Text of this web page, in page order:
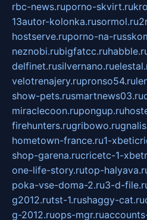
rbc-news.ruporno-skvirt.ru
13autor-kolonka.rusormol.ru
hostserve.ruporno-na-
neznobi.rubigfatcc.ru
delfinet.rusilvernano.ru
velotrenajery.rupronso54.ru
show-pets.rusmartnews03.ru
miraclecoon.rupongup.ru
firehunters.rugribowo.ru
hometown-france.ru1-
shop-garena.rucricetc-1-
one-life-story.rutop-
poka-vse-doma-2.ru3-d-
g2012.rutst-1.rushaggy-cat.ru
g-2012.ruops-mgr.ru